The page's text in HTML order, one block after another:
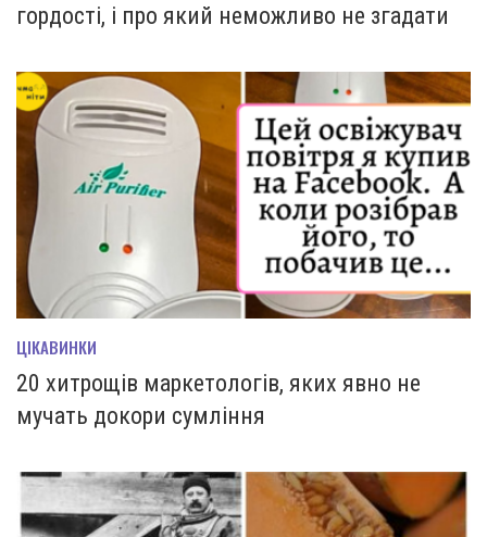
гордості, і про який неможливо не згадати
ЦІКАВИНКИ
20 хитрощів маркетологів, яких явно не
мучать докори сумління